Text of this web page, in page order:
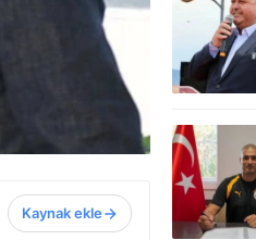
Kaynak ekle